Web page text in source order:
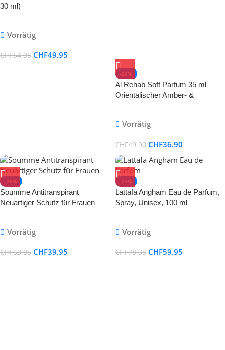
30 ml)
Vorrätig
CHF54.95 CHF49.95
-26%
Al Rehab Soft Parfum 35 ml –
Orientalischer Amber- &
Vorrätig
CHF49.90 CHF36.90
-26%
Soumme Antitranspirant
Neuartiger Schutz für Frauen
Vorrätig
CHF53.95 CHF39.95
-23%
Lattafa Angham Eau de Parfum,
Spray, Unisex, 100 ml
Vorrätig
CHF78.35 CHF59.95